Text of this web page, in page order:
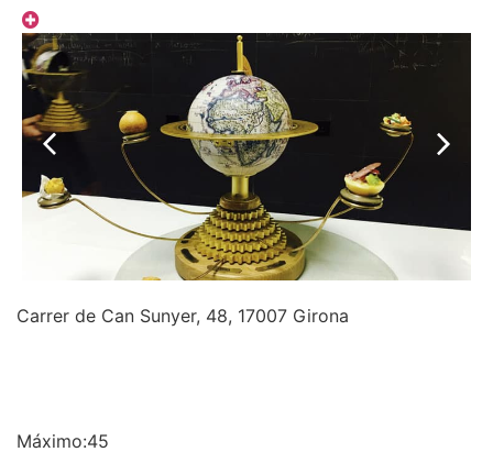
Carrer de Can Sunyer, 48, 17007 Girona
Máximo:45